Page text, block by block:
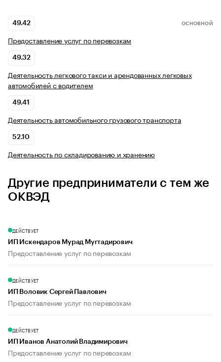
49.42 ОСНОВНОЙ
Предоставление услуг по перевозкам
49.32
Деятельность легкового такси и арендованных легковых
автомобилей с водителем
49.41
Деятельность автомобильного грузового транспорта
52.10
Деятельность по складированию и хранению
Другие предприниматели с тем же
ОКВЭД
ДЕЙСТВУЕТ
ИП Искендаров Мурад Мугтадирович
Предоставление услуг по перевозкам
ДЕЙСТВУЕТ
ИП Воловик Сергей Павлович
Предоставление услуг по перевозкам
ДЕЙСТВУЕТ
ИП Иванов Анатолий Владимирович
Предоставление услуг по перевозкам